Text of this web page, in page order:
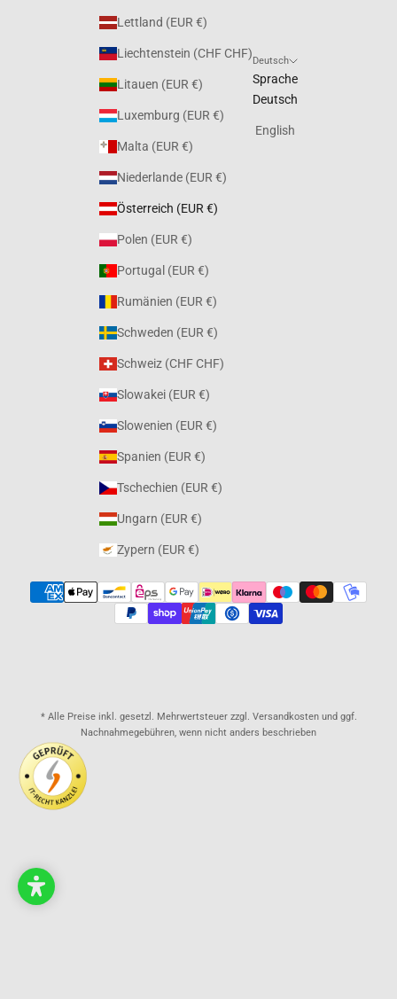
Lettland (EUR €)
Liechtenstein (CHF CHF)
Litauen (EUR €)
Luxemburg (EUR €)
Malta (EUR €)
Niederlande (EUR €)
Österreich (EUR €)
Polen (EUR €)
Portugal (EUR €)
Rumänien (EUR €)
Schweden (EUR €)
Schweiz (CHF CHF)
Slowakei (EUR €)
Slowenien (EUR €)
Spanien (EUR €)
Tschechien (EUR €)
Ungarn (EUR €)
Zypern (EUR €)
Deutsch
Sprache
Deutsch
English
* Alle Preise inkl. gesetzl. Mehrwertsteuer zzgl. Versandkosten und ggf.
Nachnahmegebühren, wenn nicht anders beschrieben